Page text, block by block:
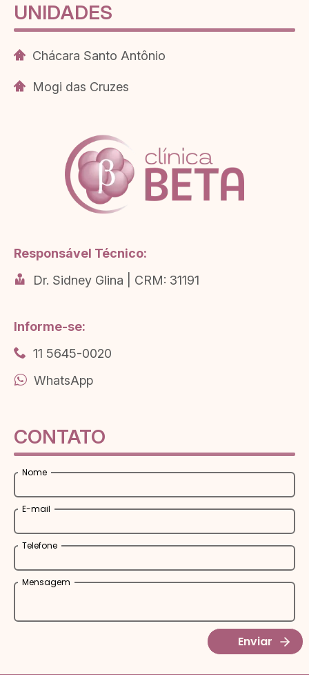
UNIDADES
Chácara Santo Antônio
Mogi das Cruzes
Responsável Técnico:
Dr. Sidney Glina | CRM: 31191
Informe-se:
11 5645-0020
WhatsApp
CONTATO
Nome
E-mail
Telefone
Mensagem
Enviar